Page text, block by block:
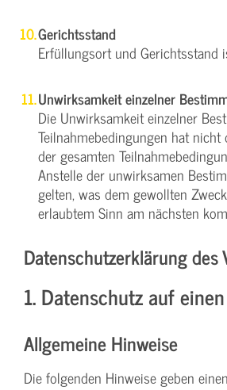
Gerichtsstand
Erfüllungsort und Gerichtsstand
Unwirksamkeit einzelner
Die Unwirksamkeit einzelner
Teilnahmebedingungen hat
der gesamten
Anstelle der unwirksamen
gelten, was dem gewollten
erlaubtem Sinn am nächsten
Datenschutzerklärung des
1. Datenschutz auf
Allgemeine Hinweise
Die folgenden Hinweise geben